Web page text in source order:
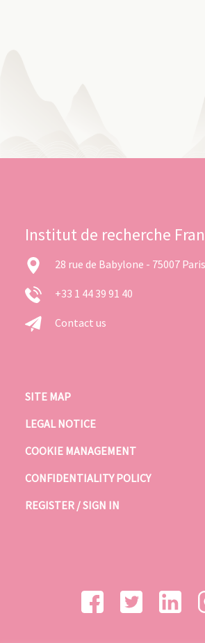
Institut de recherche
28 rue de Babylone - 75007 Paris
+33 1 44 39 91 40
Contact us
SITE MAP
LEGAL NOTICE
COOKIE MANAGEMENT
CONFIDENTIALITY POLICY
REGISTER / SIGN IN